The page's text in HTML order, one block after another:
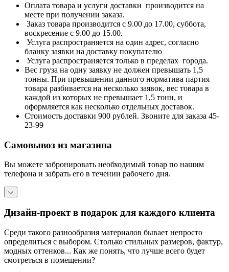
Оплата товара и услуги доставки производится на
месте при получении заказа.
Заказ товара производится с 9.00 до 17.00, суббота,
воскресение с 9.00 до 15.00.
Услуга распространяется на один адрес, согласно
бланку заявки на доставку покупателю
Услуга распространяется только в пределах города.
Вес груза на одну заявку не должен превышать 1,5
тонны. При превышении данного норматива партия
товара разбивается на несколько заявок, вес товара в
каждой из которых не превышает 1,5 тонн, и
оформляется как несколько отдельных доставок.
Стоимость доставки 900 рублей. Звоните для заказа 45-
23-99
Самовывоз из магазина
Вы можете забронировать необходимый товар по нашим
телефона и забрать его в течении рабочего дня.
Дизайн-проект в подарок для каждого клиента
Среди такого разнообразия материалов бывает непросто
определиться с выбором. Столько стильных размеров, фактур,
модных оттенков... Как же понять, что лучше всего будет
смотреться в помещении?